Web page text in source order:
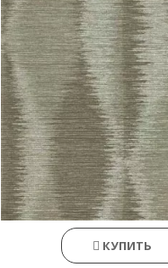
КУПИТЬ